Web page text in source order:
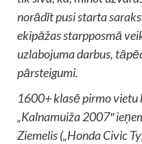
norādīt pusi starta
ekipāžas starpposmā
uzlabojuma darbus,
pārsteigumi.
1600+ klasē pirmo
„Kalnamuiža 2007″
Ziemelis („Honda Civic